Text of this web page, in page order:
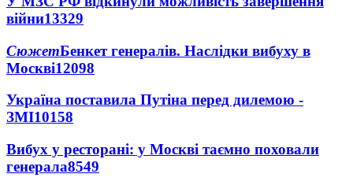
війни13329
СюжетБенкет генералів. Наслідки вибуху в
Москві12098
Україна поставила Путіна перед дилемою -
ЗМІ10158
Вибух у ресторані: у Москві таємно поховали
генерала8549